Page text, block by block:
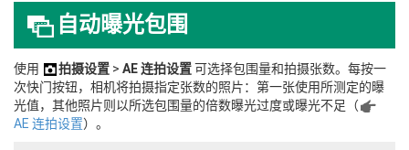
自动曝光包围
使用 拍摄设置> AE 连拍设置可选择包围量和拍摄张数。每按一
次快门按钮，相机将拍摄指定张数的照片：第一张使用所测定的曝
光值，其他照片则以所选包围量的倍数曝光过度或曝光不足（
AE 连拍设置）。